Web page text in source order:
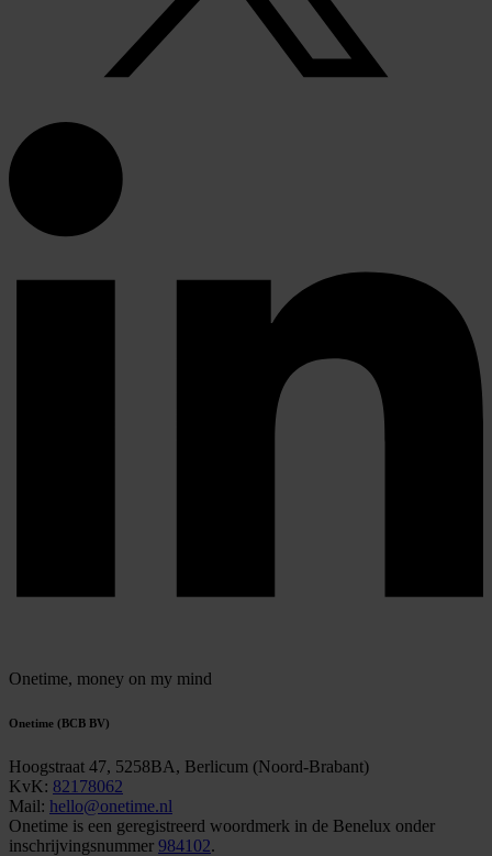
Onetime, money on my mind
Onetime (BCB BV)
Hoogstraat 47, 5258BA, Berlicum (Noord-Brabant)
KvK: 82178062
Mail: hello@onetime.nl
Onetime is een geregistreerd woordmerk in de Benelux onder
inschrijvingsnummer 984102.